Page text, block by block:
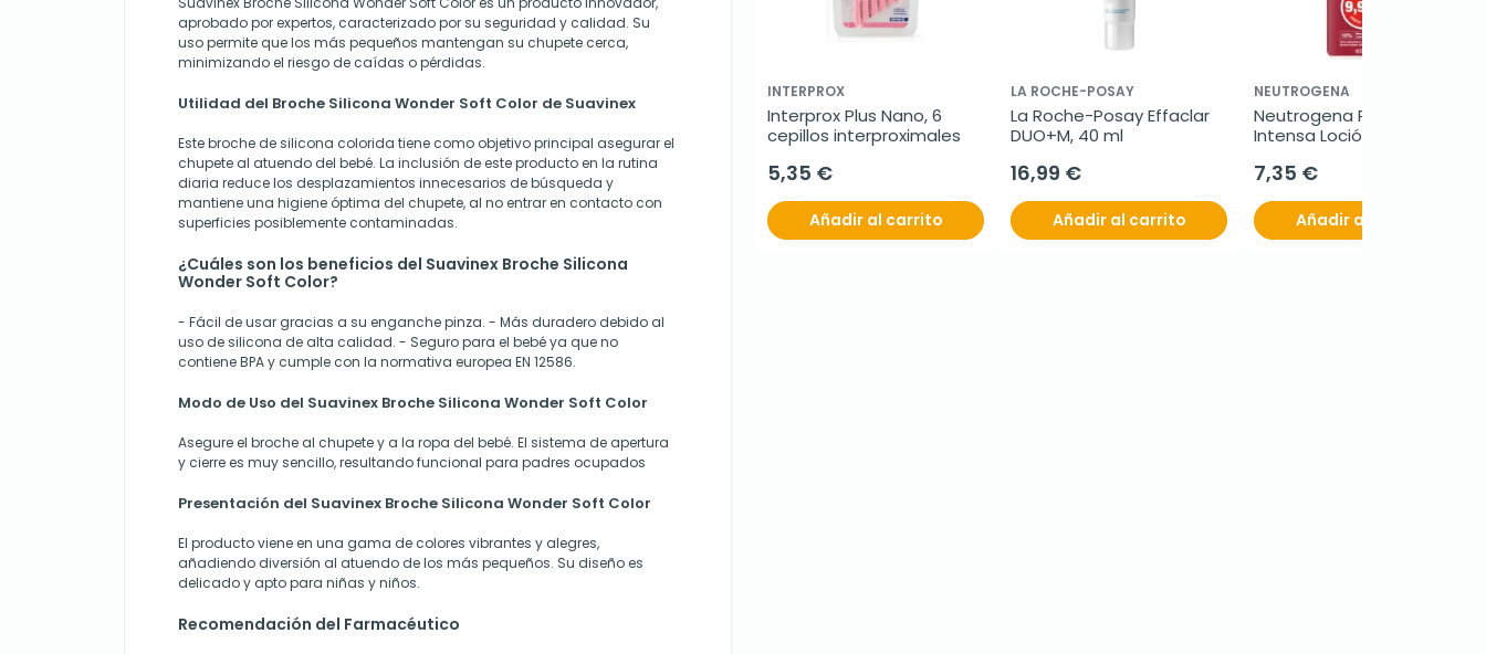
aprobado por expertos, caracterizado por su seguridad y calidad. Su
uso permite que los más pequeños mantengan su chupete cerca,
minimizando el riesgo de caídas o pérdidas.
Utilidad del Broche Silicona Wonder Soft Color de Suavinex
Este broche de silicona colorida tiene como objetivo principal asegurar el
chupete al atuendo del bebé. La inclusión de este producto en la rutina
diaria reduce los desplazamientos innecesarios de búsqueda y
mantiene una higiene óptima del chupete, al no entrar en contacto con
superficies posiblemente contaminadas.
¿Cuáles son los beneficios del Suavinex Broche Silicona
Wonder Soft Color?
- Fácil de usar gracias a su enganche pinza. - Más duradero debido al
uso de silicona de alta calidad. - Seguro para el bebé ya que no
contiene BPA y cumple con la normativa europea EN 12586.
Modo de Uso del Suavinex Broche Silicona Wonder Soft Color
Asegure el broche al chupete y a la ropa del bebé. El sistema de apertura
y cierre es muy sencillo, resultando funcional para padres ocupados
Presentación del Suavinex Broche Silicona Wonder Soft Color
El producto viene en una gama de colores vibrantes y alegres,
añadiendo diversión al atuendo de los más pequeños. Su diseño es
delicado y apto para niñas y niños.
Recomendación del Farmacéutico
INTERPROX
Interprox Plus Nano, 6
cepillos interproximales
5,35 €
Añadir al carrito
LA ROCHE-POSAY
La Roche-Posay Effaclar
DUO+M, 40 ml
16,99 €
Añadir al carrito
NEUTROGENA
Neutrogena Reparación
Intensa Loción Corporal
7,35 €
Añadir al carrito